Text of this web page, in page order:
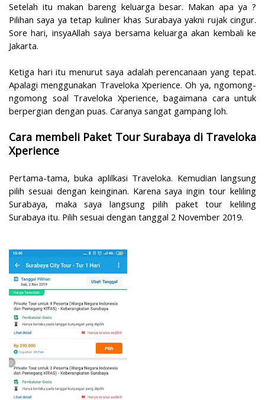
Setelah itu makan bareng keluarga besar. Makan apa ya ?
Pilihan saya ya tetap kuliner khas Surabaya yakni rujak cingur.
Sore hari, insyaAllah saya bersama keluarga akan kembali ke
Jakarta.
Ketiga hari itu menurut saya adalah perencanaan yang tepat.
Apalagi menggunakan Traveloka Xperience. Oh ya, ngomong-
ngomong soal Traveloka Xperience, bagaimana cara untuk
berpergian dengan puas. Caranya sangat gampang loh.
Cara membeli Paket Tour Surabaya di Traveloka
Xperience
Pertama-tama, buka aplilkasi Traveloka. Kemudian langsung
pilih sesuai dengan keinginan. Karena saya ingin tour keliling
Surabaya, maka saya langsung pilih paket tour keliling
Surabaya itu. Pilih sesuai dengan tanggal 2 November 2019.